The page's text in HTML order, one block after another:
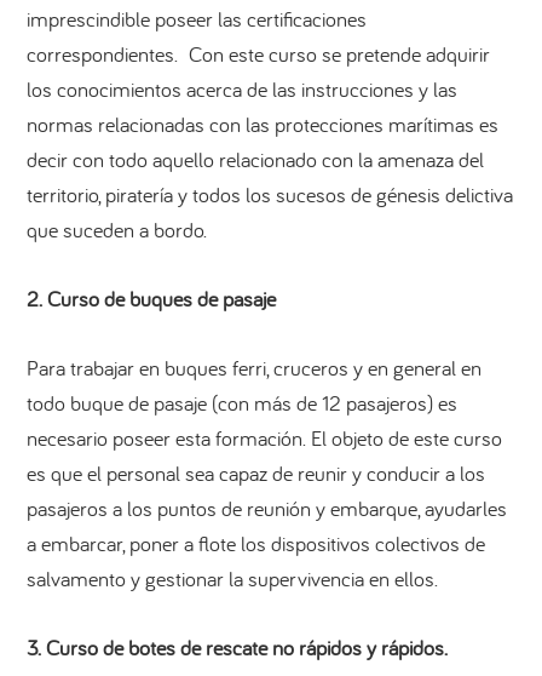
imprescindible poseer las certificaciones
correspondientes. Con este curso se pretende adquirir
los conocimientos acerca de las instrucciones y las
normas relacionadas con las protecciones marítimas es
decir con todo aquello relacionado con la amenaza del
territorio, piratería y todos los sucesos de génesis delictiva
que suceden a bordo.
2. Curso de buques de pasaje
Para trabajar en buques ferri, cruceros y en general en
todo buque de pasaje (con más de 12 pasajeros) es
necesario poseer esta formación. El objeto de este curso
es que el personal sea capaz de reunir y conducir a los
pasajeros a los puntos de reunión y embarque, ayudarles
a embarcar, poner a flote los dispositivos colectivos de
salvamento y gestionar la supervivencia en ellos.
3. Curso de botes de rescate no rápidos y rápidos.